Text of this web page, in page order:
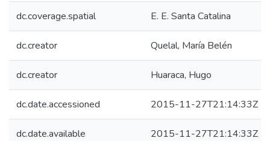
dc.coverage.spatial E. E. Santa Catalina
dc.creator Quelal, María Belén
dc.creator Huaraca, Hugo
dc.date.accessioned 2015-11-27T21:14:33Z
dc.date.available 2015-11-27T21:14:33Z